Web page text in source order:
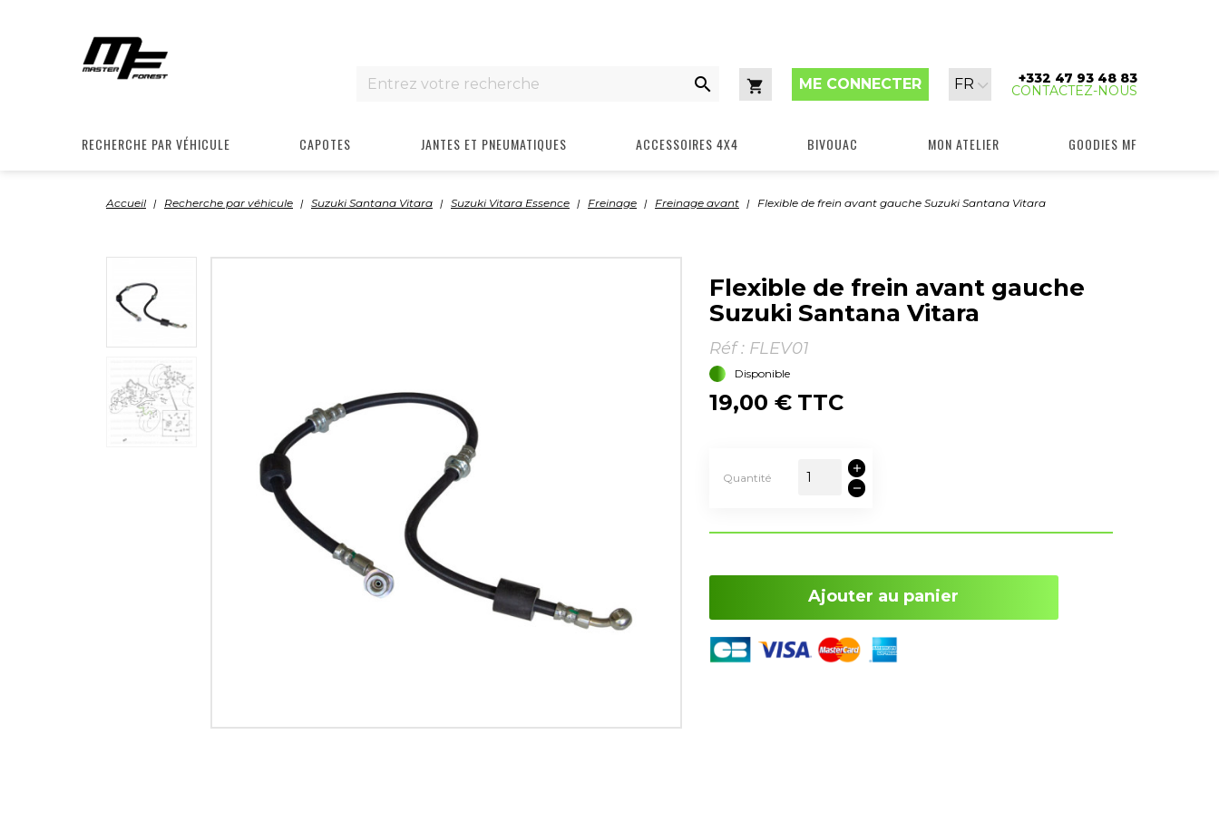

Panier
ME CONNECTER
Langue
:
FR +332 47 93 48 83
CONTACTEZ-NOUS
RECHERCHE PAR VÉHICULE CAPOTES JANTES ET PNEUMATIQUES ACCESSOIRES 4X4 BIVOUAC MON ATELIER GOODIES MF
Accueil Recherche par véhicule Suzuki Santana Vitara Suzuki Vitara Essence Freinage Freinage avant Flexible de frein avant gauche Suzuki Santana Vitara
Flexible de frein avant gauche
Suzuki Santana Vitara
Réf : FLEV01
Disponible
19,00 € TTC
Quantité
Ajouter au panier